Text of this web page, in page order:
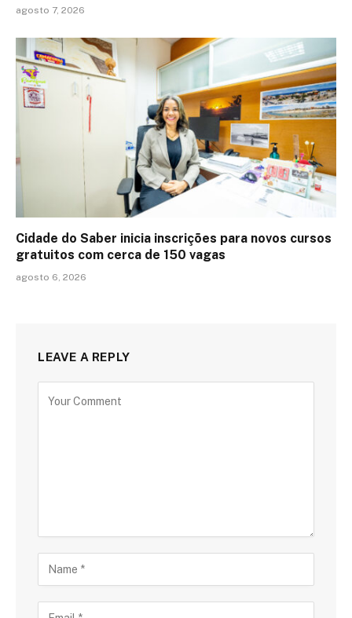
agosto 7, 2026
Cidade do Saber inicia inscrições para novos cursos
gratuitos com cerca de 150 vagas
agosto 6, 2026
LEAVE A REPLY